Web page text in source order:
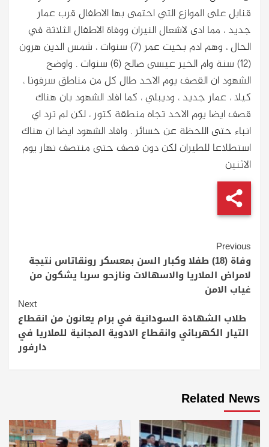
قنابل على الموازع التي احتمى بها الاطفال قرب عمار
جديد ، مما ادى لاشعال النيران ووفاة الاطفال الثلاثة في
الحال ، وهم ادم بخيت عمر (7) سنوات ، شمس الدين هرون
(12) سنة وام الخير عيسى صالح (6) سنوات . واوضح
الشهود ان القصف يوم الاحد طال كل من مناطق سرفونا ،
كيلا ، عمار جديد ، وديبلي ، كما افاد الشهود بان هناك
قصف ايضا يوم الاحد تجاه منطقة كتور ، لكن لم ترد اي
انباء حتى اللحظة عن خسائر . وافاد الشهود ايضا ان هناك
استطلاعا للطيران لكن دون قصف حتى منتصف نهار يوم
الاثنين
Continue
Reading
Previous
وفاة (18) طفلا وكبار السن بمعسكر رونقاتاس نتيجة
لامراض الملاريا والاسهالات ونازحو سربا يشكون من
غياب الامن
Next
طلاب الشهادة السودانية في برام يعانون من انقطاع
التيار الكهربائي وانقطاع الادوية المجانية للملاريا في
دارفور
Related News